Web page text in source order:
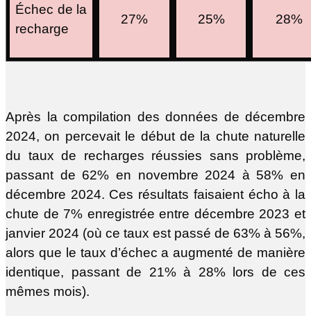
Échec de la
recharge
27% 25% 28%
Après la compilation des données de décembre
2024, on percevait le début de la chute naturelle
du taux de recharges réussies sans problème,
passant de 62% en novembre 2024 à 58% en
décembre 2024. Ces résultats faisaient écho à la
chute de 7% enregistrée entre décembre 2023 et
janvier 2024 (où ce taux est passé de 63% à 56%,
alors que le taux d’échec a augmenté de manière
identique, passant de 21% à 28% lors de ces
mêmes mois).